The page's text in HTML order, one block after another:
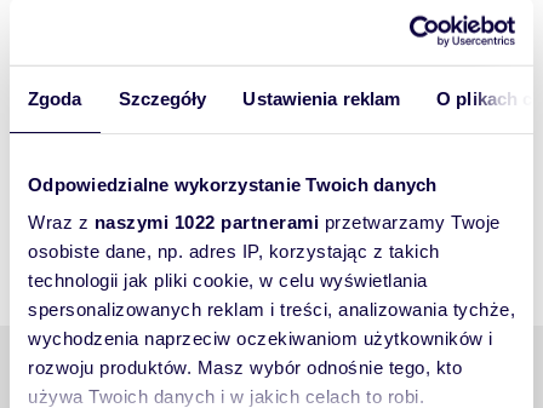
Zgoda Szczegóły Ustawienia reklam O plikach
Odpowiedzialne wykorzystanie Twoich danych
Wraz z naszymi 1022 partnerami przetwarzamy Twoje
osobiste dane, np. adres IP, korzystając z takich
technologii jak pliki cookie, w celu wyświetlania
spersonalizowanych reklam i treści, analizowania tychże,
wychodzenia naprzeciw oczekiwaniom użytkowników i
rozwoju produktów. Masz wybór odnośnie tego, kto
używa Twoich danych i w jakich celach to robi.
Podobne tematy